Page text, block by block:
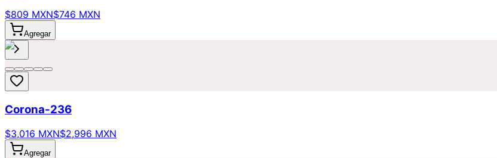
$809 MXN$746 MXN
Agregar
Corona-236
$3,016 MXN$2,996 MXN
Agregar